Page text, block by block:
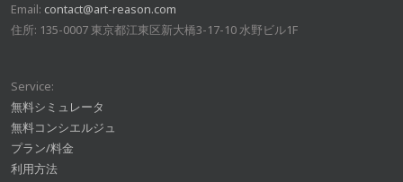
Email: contact@art-reason.com
住所: 135-0007 東京都江東区新大橋3-17-10 水野ビル1F
Service:
無料シミュレータ
無料コンシエルジュ
プラン/料金
利用方法